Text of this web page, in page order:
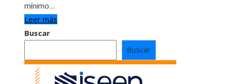
mínimo…
Leer más
Buscar
Buscar